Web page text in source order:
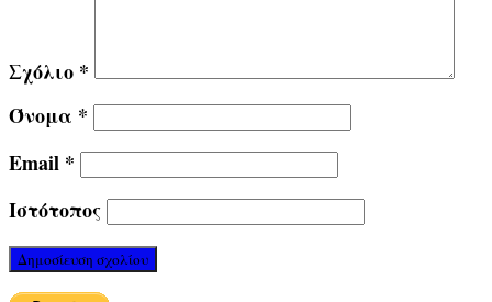
Σχόλιο *
Όνομα *
Email *
Ιστότοπος